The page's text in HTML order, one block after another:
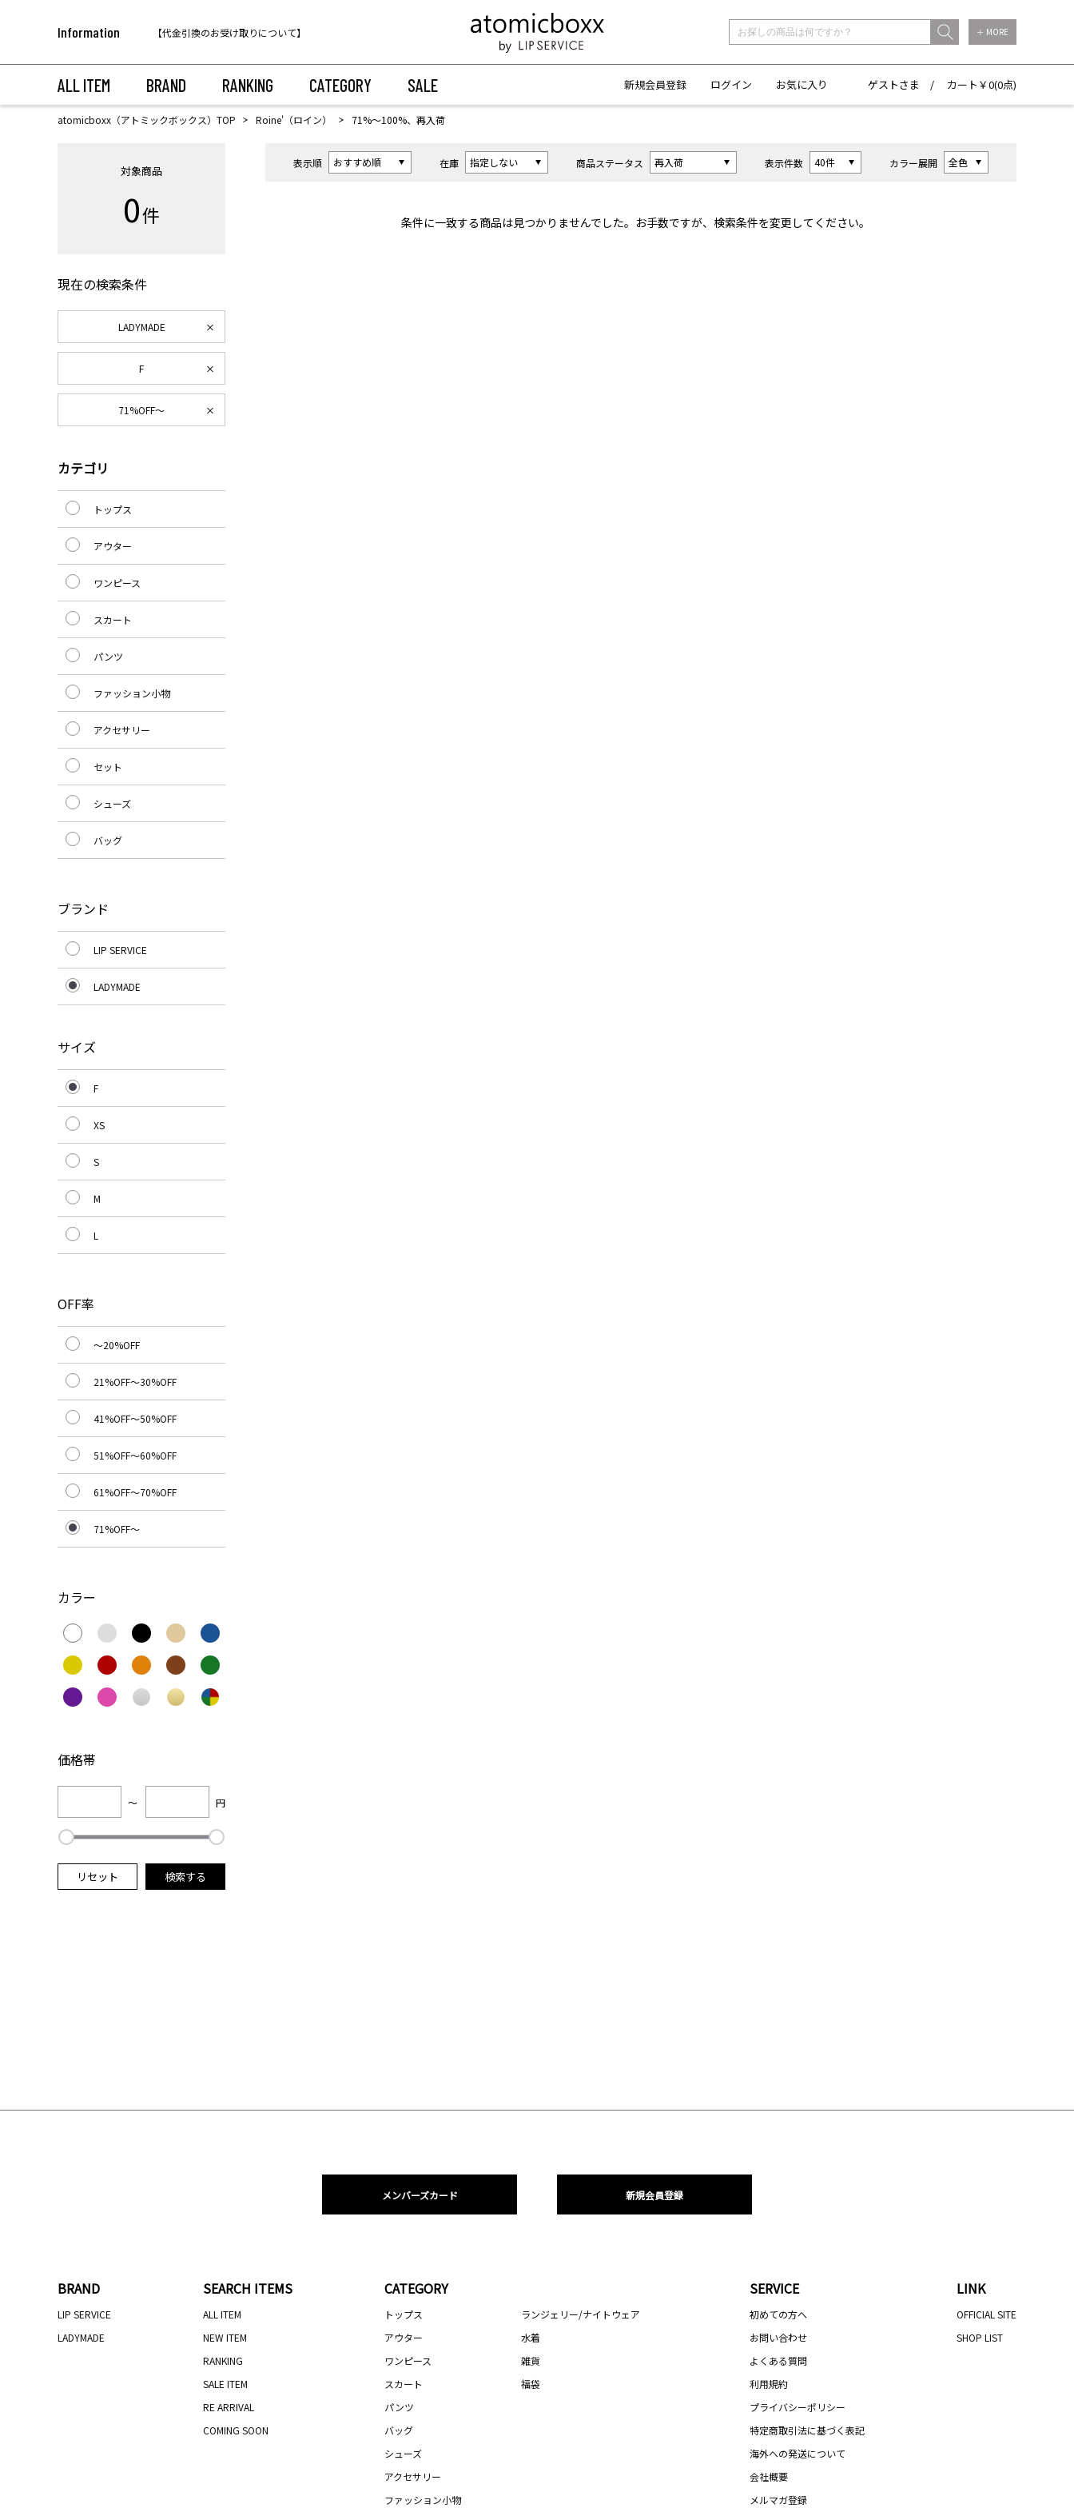
Information
【代金引換のお受け取りについて】
【重要】予約商品のお支払い方法（代金引換）変更に関するお知らせ
＋ MORE
ALL ITEM BRAND RANKING CATEGORY SALE 新規会員登録 ログイン お気に入り ゲストさま / カート￥0(0点)
atomicboxx（アトミックボックス）TOP Roine'（ロイン） 71%〜100%、再入荷
表示順 在庫 商品ステータス 表示件数 カラー展開
条件に一致する商品は見つかりませんでした。お手数ですが、検索条件を変更してください。
対象商品
0件
現在の検索条件
LADYMADE
F
71%OFF～
カテゴリ
トップス
アウター
ワンピース
スカート
パンツ
ファッション小物
アクセサリー
セット
シューズ
バッグ
ブランド
LIP SERVICE
LADYMADE
サイズ
F
XS
S
M
L
OFF率
～20%OFF
21%OFF～30%OFF
41%OFF～50%OFF
51%OFF～60%OFF
61%OFF～70%OFF
71%OFF～
カラー
価格帯
～ 円
リセット 検索する
メンバーズカード 新規会員登録
BRAND
LIP SERVICE
LADYMADE
SEARCH ITEMS
ALL ITEM
NEW ITEM
RANKING
SALE ITEM
RE ARRIVAL
COMING SOON
CATEGORY
トップス
アウター
ワンピース
スカート
パンツ
バッグ
シューズ
アクセサリー
ファッション小物
ランジェリー/ナイトウェア
水着
雑貨
福袋
SERVICE
初めての方へ
お問い合わせ
よくある質問
利用規約
プライバシーポリシー
特定商取引法に基づく表記
海外への発送について
会社概要
メルマガ登録
LINK
OFFICIAL SITE
SHOP LIST